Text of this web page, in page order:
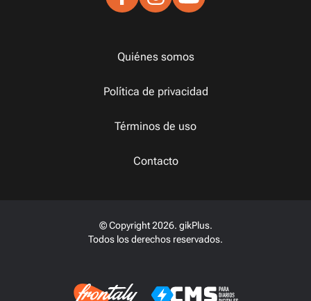
Quiénes somos
Política de privacidad
Términos de uso
Contacto
© Copyright 2026. gikPlus.
Todos los derechos reservados.